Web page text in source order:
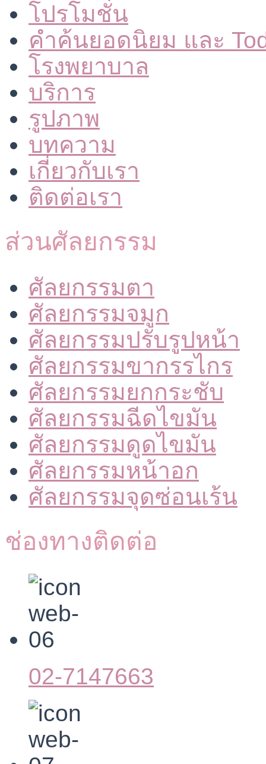
โปรโมชั่น
คำค้นยอดนิยม และ
โรงพยาบาล
บริการ
รูปภาพ
บทความ
เกี่ยวกับเรา
ติดต่อเรา
ส่วนศัลยกรรม
ศัลยกรรมตา
ศัลยกรรมจมูก
ศัลยกรรมปรับรูปหน้า
ศัลยกรรมขากรรไกร
ศัลยกรรมยกกระชับ
ศัลยกรรมฉีดไขมัน
ศัลยกรรมดูดไขมัน
ศัลยกรรมหน้าอก
ศัลยกรรมจุดซ่อนเร้น
ช่องทางติดต่อ
02-7147663